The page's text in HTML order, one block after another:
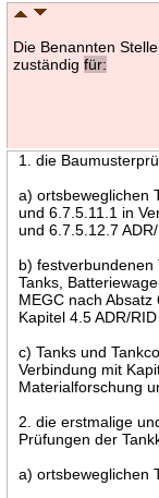
Die Benannten
zuständigfür:
1. die
a) ortsbeweglichen
und 6.7.5.11.1 in
und 6.7.5.12.7 ADR/
b) festverbundenen
Tanks,
MEGC nach
Kapitel 4.5 ADR/
c) Tanks und
Verbindung mit
Materialforschung
2. die erstmalige
Prüfungen der
a) ortsbeweglichen